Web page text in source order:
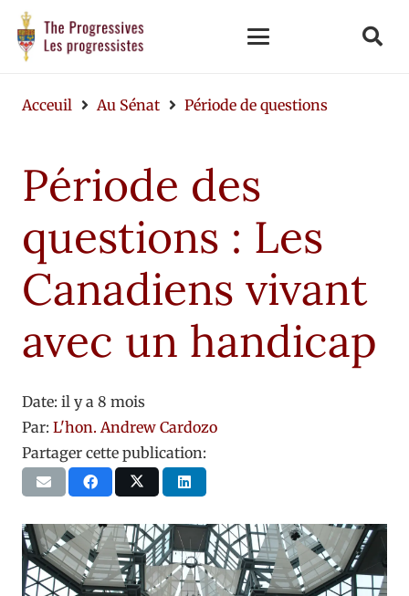
Acceuil Au Sénat Période de questions
Période des
questions : Les
Canadiens vivant
avec un handicap
Date: il y a 8 mois
Par: L'hon. Andrew Cardozo
Partager cette publication: